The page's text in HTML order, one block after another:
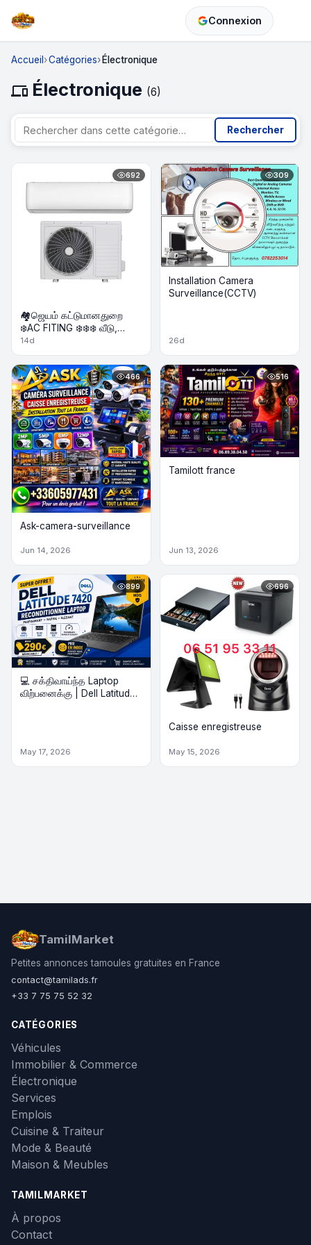
Connexion
Accueil Catégories Électronique
devices Électronique (6)
Rechercher
692
🏘️ஜெயம் கட்டுமானதுறை
❄️AC FITING ❄️❄️❄️ வீடு,
கடைகள்,நிறுவனங்கள்
அனைத்திற்கும்
14d
309
Installation Camera
Surveillance(CCTV)
26d
466
Ask-camera-surveillance
Jun 14, 2026
516
Tamilott france
Jun 13, 2026
899
💻 சக்திவாய்ந்த Laptop
விற்பனைக்கு | Dell Latitude
May 17, 2026
696
Caisse enregistreuse
May 15, 2026
TamilMarket
Petites annonces tamoules gratuites en France
contact@tamilads.fr
+33 7 75 75 52 32
CATÉGORIES
Véhicules
Immobilier & Commerce
Électronique
Services
Emplois
Cuisine & Traiteur
Mode & Beauté
Maison & Meubles
TAMILMARKET
À propos
Contact